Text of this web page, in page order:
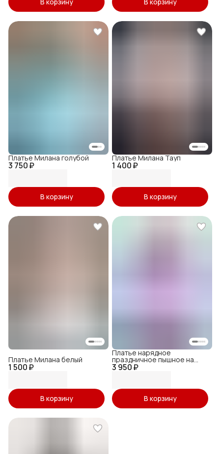
3 750 ₽
Платье Милана голубой
В корзину
1 400 ₽
Платье Милана Тауп
В корзину
1 500 ₽
Платье Милана белый
В корзину
3 950 ₽
Платье нарядное
праздничное пышное на
выпускной в садик
В корзину